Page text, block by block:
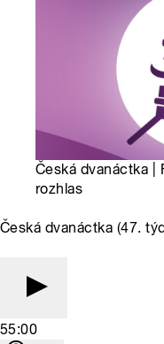
Česká dvanáctka |
rozhlas
Česká dvanáctka (47.
55:00